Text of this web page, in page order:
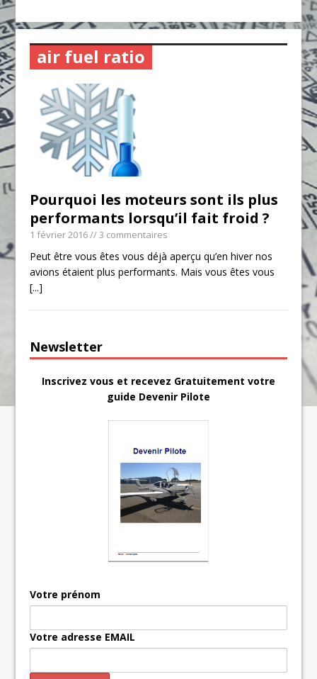
air fuel ratio
Pourquoi les moteurs sont ils plus
performants lorsqu’il fait froid ?
1 février 2016// 3 commentaires
Peut être vous êtes vous déjà aperçu qu’en hiver nos
avions étaient plus performants. Mais vous êtes vous
[...]
Newsletter
Inscrivez vous et recevez Gratuitement votre
guide Devenir Pilote
Votre prénom
Votre adresse EMAIL